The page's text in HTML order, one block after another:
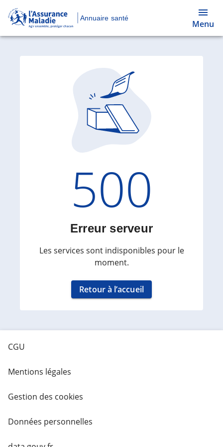
Annuaire santé
Menu
Code
500
Erreur serveur
Les services sont indisponibles pour le
moment.
Retour à l’accueil
CGU
Mentions légales
Gestion des cookies
Données personnelles